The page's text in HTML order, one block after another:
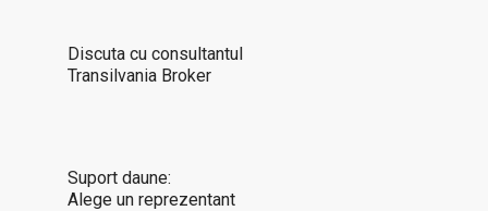
Discuta cu consultantul
Transilvania Broker
Suport daune:
Alege un reprezentant